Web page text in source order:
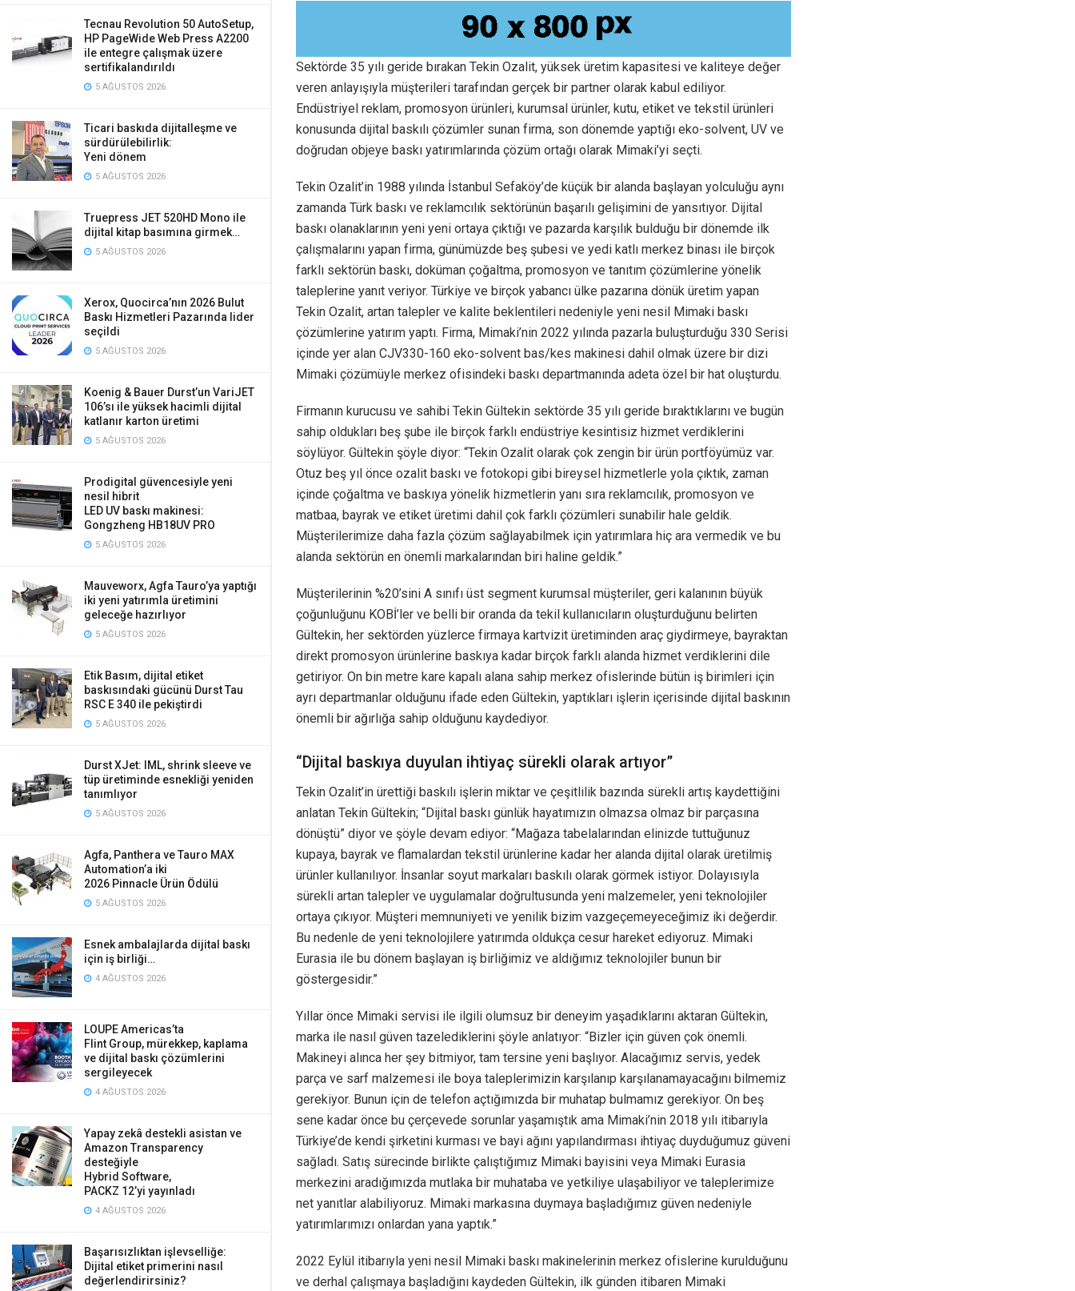
Tecnau Revolution 50 AutoSetup,
HP PageWide Web Press A2200
ile entegre çalışmak üzere
sertifikalandırıldı
5 AĞUSTOS 2026
Ticari baskıda dijitalleşme ve
sürdürülebilirlik:
Yeni dönem
5 AĞUSTOS 2026
Truepress JET 520HD Mono ile
dijital kitap basımına girmek…
5 AĞUSTOS 2026
Xerox, Quocirca’nın 2026 Bulut
Baskı Hizmetleri Pazarında lider
seçildi
5 AĞUSTOS 2026
Koenig & Bauer Durst’un VariJET
106’sı ile yüksek hacimli dijital
katlanır karton üretimi
5 AĞUSTOS 2026
Prodigital güvencesiyle yeni
nesil hibrit
LED UV baskı makinesi:
Gongzheng HB18UV PRO
5 AĞUSTOS 2026
Mauveworx, Agfa Tauro’ya yaptığı
iki yeni yatırımla üretimini
geleceğe hazırlıyor
5 AĞUSTOS 2026
Etik Basım, dijital etiket
baskısındaki gücünü Durst Tau
RSC E 340 ile pekiştirdi
5 AĞUSTOS 2026
Durst XJet: IML, shrink sleeve ve
tüp üretiminde esnekliği yeniden
tanımlıyor
5 AĞUSTOS 2026
Agfa, Panthera ve Tauro MAX
Automation’a iki
2026 Pinnacle Ürün Ödülü
5 AĞUSTOS 2026
Esnek ambalajlarda dijital baskı
için iş birliği…
4 AĞUSTOS 2026
LOUPE Americas’ta
Flint Group, mürekkep, kaplama
ve dijital baskı çözümlerini
sergileyecek
4 AĞUSTOS 2026
Yapay zekâ destekli asistan ve
Amazon Transparency
desteğiyle
Hybrid Software,
PACKZ 12’yi yayınladı
4 AĞUSTOS 2026
Başarısızlıktan işlevselliğe:
Dijital etiket primerini nasıl
değerlendirirsiniz?
Sektörde 35 yılı geride bırakan Tekin Ozalit, yüksek üretim kapasitesi ve kaliteye değer
veren anlayışıyla müşterileri tarafından gerçek bir partner olarak kabul ediliyor.
Endüstriyel reklam, promosyon ürünleri, kurumsal ürünler, kutu, etiket ve tekstil ürünleri
konusunda dijital baskılı çözümler sunan firma, son dönemde yaptığı eko-solvent, UV ve
doğrudan objeye baskı yatırımlarında çözüm ortağı olarak Mimaki’yi seçti.
Tekin Ozalit’in 1988 yılında İstanbul Sefaköy’de küçük bir alanda başlayan yolculuğu aynı
zamanda Türk baskı ve reklamcılık sektörünün başarılı gelişimini de yansıtıyor. Dijital
baskı olanaklarının yeni yeni ortaya çıktığı ve pazarda karşılık bulduğu bir dönemde ilk
çalışmalarını yapan firma, günümüzde beş şubesi ve yedi katlı merkez binası ile birçok
farklı sektörün baskı, doküman çoğaltma, promosyon ve tanıtım çözümlerine yönelik
taleplerine yanıt veriyor. Türkiye ve birçok yabancı ülke pazarına dönük üretim yapan
Tekin Ozalit, artan talepler ve kalite beklentileri nedeniyle yeni nesil Mimaki baskı
çözümlerine yatırım yaptı. Firma, Mimaki’nin 2022 yılında pazarla buluşturduğu 330 Serisi
içinde yer alan CJV330-160 eko-solvent bas/kes makinesi dahil olmak üzere bir dizi
Mimaki çözümüyle merkez ofisindeki baskı departmanında adeta özel bir hat oluşturdu.
Firmanın kurucusu ve sahibi Tekin Gültekin sektörde 35 yılı geride bıraktıklarını ve bugün
sahip oldukları beş şube ile birçok farklı endüstriye kesintisiz hizmet verdiklerini
söylüyor. Gültekin şöyle diyor: “Tekin Ozalit olarak çok zengin bir ürün portföyümüz var.
Otuz beş yıl önce ozalit baskı ve fotokopi gibi bireysel hizmetlerle yola çıktık, zaman
içinde çoğaltma ve baskıya yönelik hizmetlerin yanı sıra reklamcılık, promosyon ve
matbaa, bayrak ve etiket üretimi dahil çok farklı çözümleri sunabilir hale geldik.
Müşterilerimize daha fazla çözüm sağlayabilmek için yatırımlara hiç ara vermedik ve bu
alanda sektörün en önemli markalarından biri haline geldik.”
Müşterilerinin %20’sini A sınıfı üst segment kurumsal müşteriler, geri kalanının büyük
çoğunluğunu KOBİ’ler ve belli bir oranda da tekil kullanıcıların oluşturduğunu belirten
Gültekin, her sektörden yüzlerce firmaya kartvizit üretiminden araç giydirmeye, bayraktan
direkt promosyon ürünlerine baskıya kadar birçok farklı alanda hizmet verdiklerini dile
getiriyor. On bin metre kare kapalı alana sahip merkez ofislerinde bütün iş birimleri için
ayrı departmanlar olduğunu ifade eden Gültekin, yaptıkları işlerin içerisinde dijital baskının
önemli bir ağırlığa sahip olduğunu kaydediyor.
“Dijital baskıya duyulan ihtiyaç sürekli olarak artıyor”
Tekin Ozalit’in ürettiği baskılı işlerin miktar ve çeşitlilik bazında sürekli artış kaydettiğini
anlatan Tekin Gültekin; “Dijital baskı günlük hayatımızın olmazsa olmaz bir parçasına
dönüştü” diyor ve şöyle devam ediyor: “Mağaza tabelalarından elinizde tuttuğunuz
kupaya, bayrak ve flamalardan tekstil ürünlerine kadar her alanda dijital olarak üretilmiş
ürünler kullanılıyor. İnsanlar soyut markaları baskılı olarak görmek istiyor. Dolayısıyla
sürekli artan talepler ve uygulamalar doğrultusunda yeni malzemeler, yeni teknolojiler
ortaya çıkıyor. Müşteri memnuniyeti ve yenilik bizim vazgeçemeyeceğimiz iki değerdir.
Bu nedenle de yeni teknolojilere yatırımda oldukça cesur hareket ediyoruz. Mimaki
Eurasia ile bu dönem başlayan iş birliğimiz ve aldığımız teknolojiler bunun bir
göstergesidir.”
Yıllar önce Mimaki servisi ile ilgili olumsuz bir deneyim yaşadıklarını aktaran Gültekin,
marka ile nasıl güven tazelediklerini şöyle anlatıyor: “Bizler için güven çok önemli.
Makineyi alınca her şey bitmiyor, tam tersine yeni başlıyor. Alacağımız servis, yedek
parça ve sarf malzemesi ile boya taleplerimizin karşılanıp karşılanamayacağını bilmemiz
gerekiyor. Bunun için de telefon açtığımızda bir muhatap bulmamız gerekiyor. On beş
sene kadar önce bu çerçevede sorunlar yaşamıştık ama Mimaki’nin 2018 yılı itibarıyla
Türkiye’de kendi şirketini kurması ve bayi ağını yapılandırması ihtiyaç duyduğumuz güveni
sağladı. Satış sürecinde birlikte çalıştığımız Mimaki bayisini veya Mimaki Eurasia
merkezini aradığımızda mutlaka bir muhataba ve yetkiliye ulaşabiliyor ve taleplerimize
net yanıtlar alabiliyoruz. Mimaki markasına duymaya başladığımız güven nedeniyle
yatırımlarımızı onlardan yana yaptık.”
2022 Eylül itibarıyla yeni nesil Mimaki baskı makinelerinin merkez ofislerine kurulduğunu
ve derhal çalışmaya başladığını kaydeden Gültekin, ilk günden itibaren Mimaki